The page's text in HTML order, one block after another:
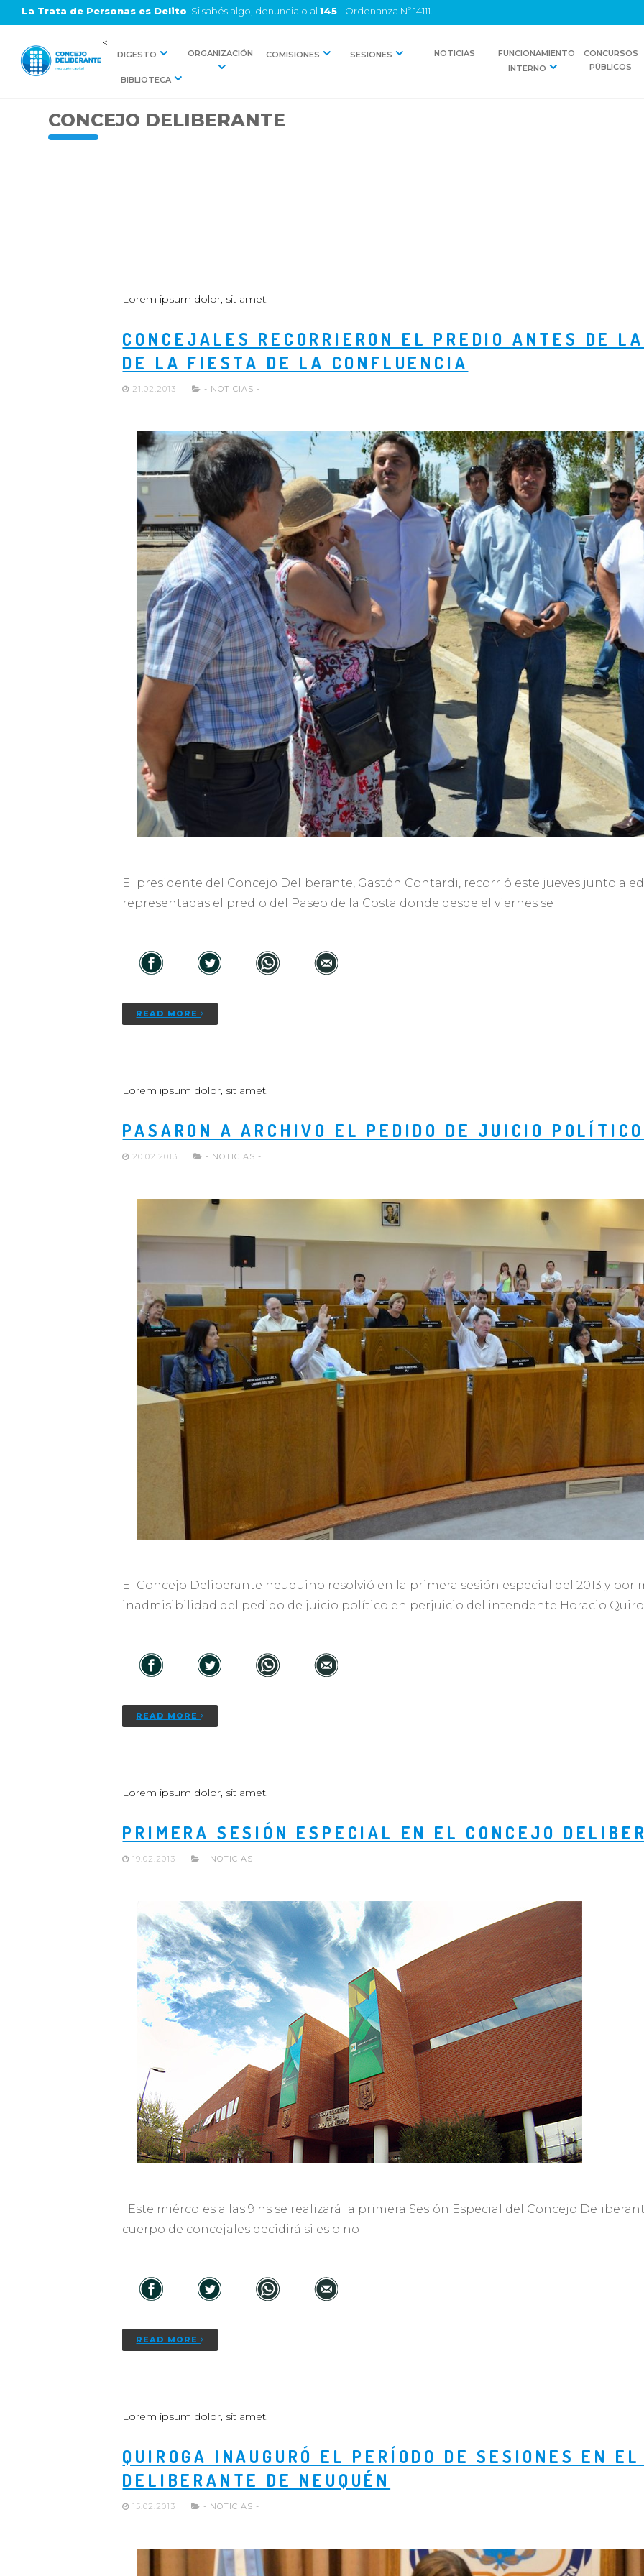
La Trata de Personas es Delito . Si sabés algo, denuncialo al 145- Ordenanza Nº 14111.-
<
DIGESTO ORGANIZACIÓN COMISIONES SESIONES NOTICIAS
FUNCIONAMIENTO
INTERNO
CONCURSOS
PÚBLICOS
BIBLIOTECA
CONCEJO DELIBERANTE
Lorem ipsum dolor, sit amet.
CONCEJALES RECORRIERON EL PREDIO ANTES DE
DE LA FIESTA DE LA CONFLUENCIA
21.02.2013 - NOTICIAS -
El presidente del Concejo Deliberante, Gastón Contardi, recorrió este jueves junto a
representadas el predio del Paseo de la Costa donde desde el viernes se
READ MORE
Lorem ipsum dolor, sit amet.
PASARON A ARCHIVO EL PEDIDO DE JUICIO
20.02.2013 - NOTICIAS -
El Concejo Deliberante neuquino resolvió en la primera sesión especial del 2013 y por
inadmisibilidad del pedido de juicio político en perjuicio del intendente Horacio
READ MORE
Lorem ipsum dolor, sit amet.
PRIMERA SESIÓN ESPECIAL EN EL CONCEJO
19.02.2013 - NOTICIAS -
Este miércoles a las 9 hs se realizará la primera Sesión Especial del Concejo
cuerpo de concejales decidirá si es o no
READ MORE
Lorem ipsum dolor, sit amet.
QUIROGA INAUGURÓ EL PERÍODO DE SESIONES EN EL
DELIBERANTE DE NEUQUÉN
15.02.2013 - NOTICIAS -